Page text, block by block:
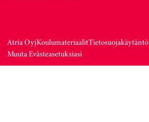
Atria OyjKoulumateriaalitTietosuojakäytäntö
Muuta Evästeasetuksiasi